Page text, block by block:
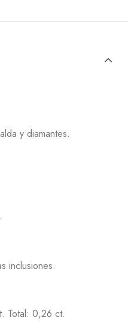
y diamantes.
inclusiones.
Total: 0,26 ct.